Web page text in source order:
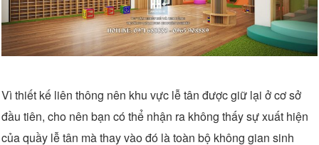
Vì thiết kế liên thông nên khu vực lễ tân được giữ lại ở cơ sở
đầu tiên, cho nên bạn có thể nhận ra không thấy sự xuất hiện
của quầy lễ tân mà thay vào đó là toàn bộ không gian sinh